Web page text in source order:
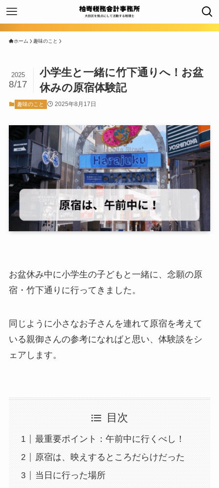
ホーム 趣味のこと
小学生と一緒に竹下通りへ！お盆
休みの原宿体験記
2025
8/17
趣味のこと 2025年8月17日
お盆休み中に小学生の子どもと一緒に、念願の原
宿・竹下通りに行ってきました。
同じように小さなお子さんを連れて原宿を考えて
いる親御さんの参考になればと思い、体験談をシ
ェアします。
目次
最重要ポイント：午前中に行くべし！
原宿は、映えするところだらけだった
当日に行った場所